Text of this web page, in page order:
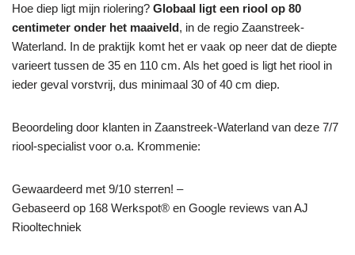
Hoe diep ligt mijn riolering? Globaal ligt een riool op 80
centimeter onder het maaiveld, in de regio Zaanstreek-
Waterland. In de praktijk komt het er vaak op neer dat de diepte
varieert tussen de 35 en 110 cm. Als het goed is ligt het riool in
ieder geval vorstvrij, dus minimaal 30 of 40 cm diep.
Beoordeling door klanten in Zaanstreek-Waterland van deze 7/7
riool-specialist voor o.a. Krommenie:
Gewaardeerd met 9/10 sterren! –
Gebaseerd op 168 Werkspot® en Google reviews van AJ
Riooltechniek